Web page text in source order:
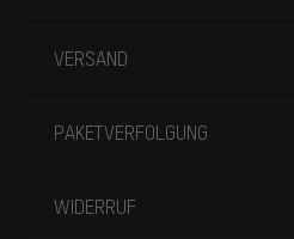
VERSAND
PAKETVERFOLGUNG
WIDERRUF